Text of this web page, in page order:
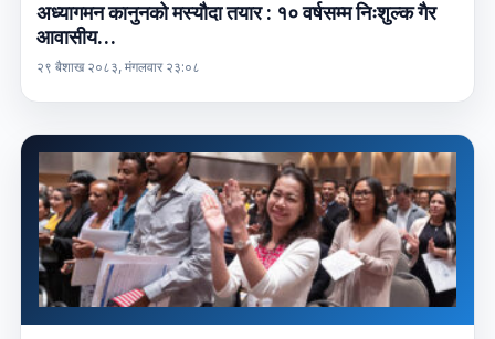
अध्यागमन कानुनको मस्यौदा तयार : १० वर्षसम्म निःशुल्क गैर
आवासीय…
२९ बैशाख २०८३, मंगलवार २३:०८